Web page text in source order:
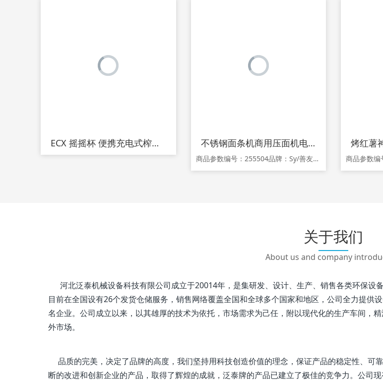
ECX 摇摇杯 便携充电式榨汁机小型迷你料理杯 学生宿舍家用果汁机 不锈钢面条机商用压面机电动刀削面机轧面皮擀饺子皮机大型多功能
商品参数编号：255504品牌：Sy/善友型号：30面条机保修期：12个月生产企业：唐山聚业机械制造有限公司商品详情 大件设备，走物流，部分市区可以送货上门。不在物流派送范围的需要买家到物流仓库自提，具体派送范围请咨询客服1.关于产品宣传，由于新广告法规定不得采用夸大宣传，故本商城已针对在售产品的广告宜传完成排查整改
关于我们
About us and company
河北泛泰机械设备科技有限公司成立于20014年，是集研发、设计、生产、销售各类环保设
目前在全国设有26个发货仓储服务，销售网络覆盖全国和全球多个国家和地区，公司全力提供
名企业。公司成立以来，以其雄厚的技术为依托，市场需求为己任，附以现代化的生产车间，
外市场。
品质的完美，决定了品牌的高度，我们坚持用科技创造价值的理念，保证产品的稳定性、可
断的改进和创新企业的产品，取得了辉煌的成就，泛泰牌的产品已建立了极佳的竞争力。公司